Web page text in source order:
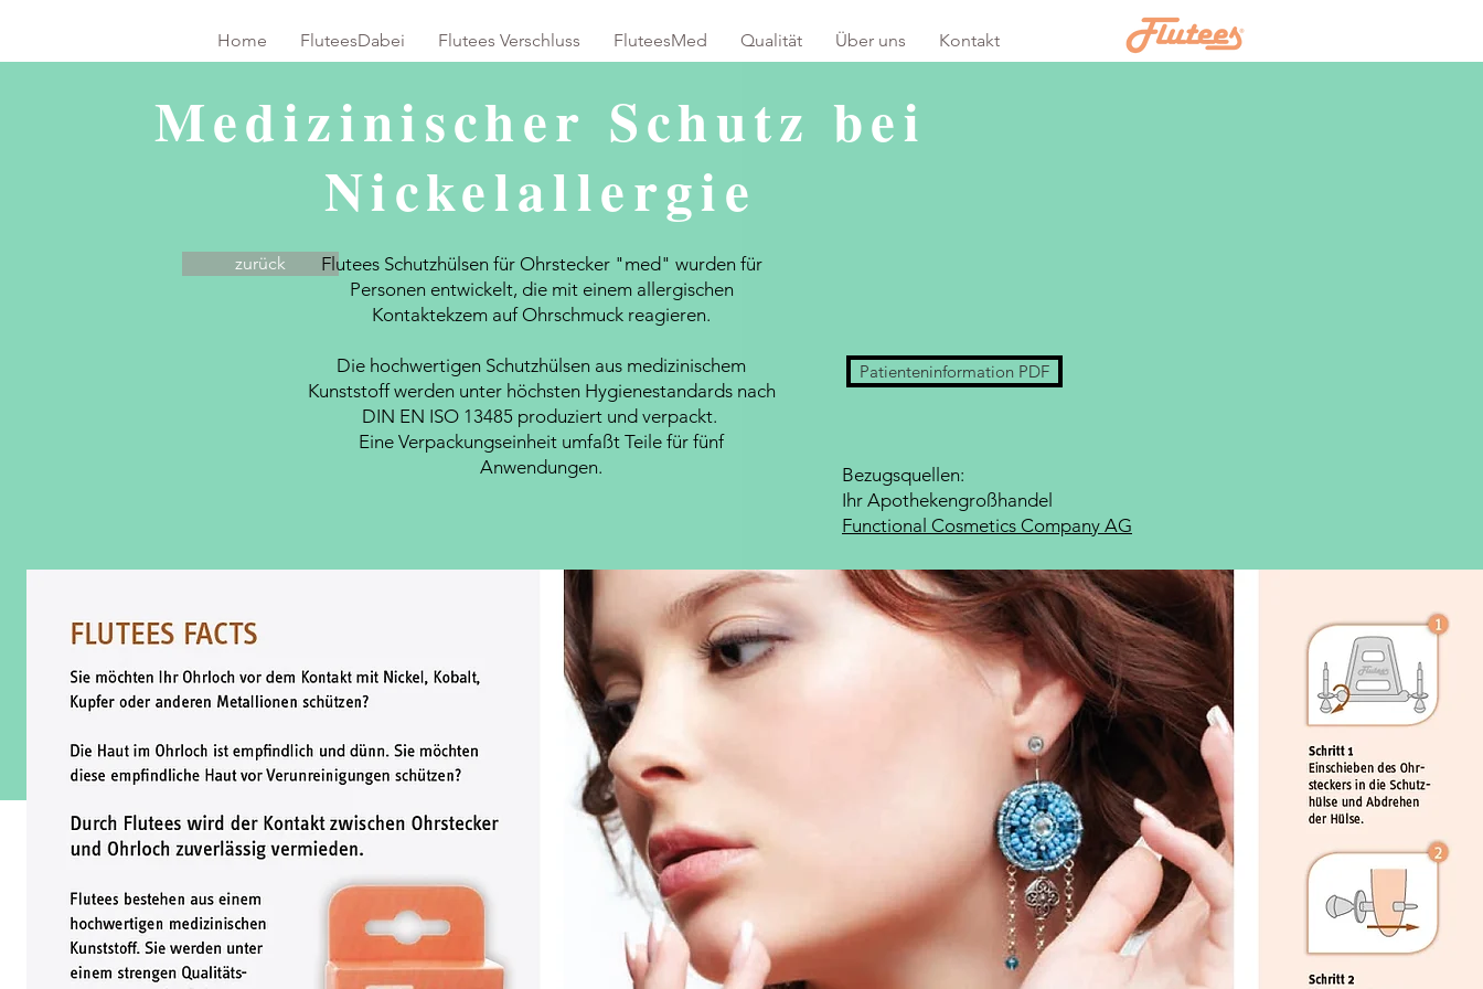
Home FluteesDabei Flutees Verschluss FluteesMed Qualität Über uns Kontakt
zurück
Medizinischer Schutz bei
Nickelallergie
Flutees Schutzhülsen für Ohrstecker "med" wurden für
Personen entwickelt, die mit einem allergischen
Kontaktekzem auf Ohrschmuck reagieren.
Die hochwertigen Schutzhülsen aus medizinischem
Kunststoff werden unter höchsten Hygienestandards nach
DIN EN ISO 13485 produziert und verpackt.
Eine Verpackungseinheit umfaßt Teile für fünf
Anwendungen.
Bezugsquellen:
Ihr Apothekengroßhandel
Functional Cosmetics Company AG
Patienteninformation PDF